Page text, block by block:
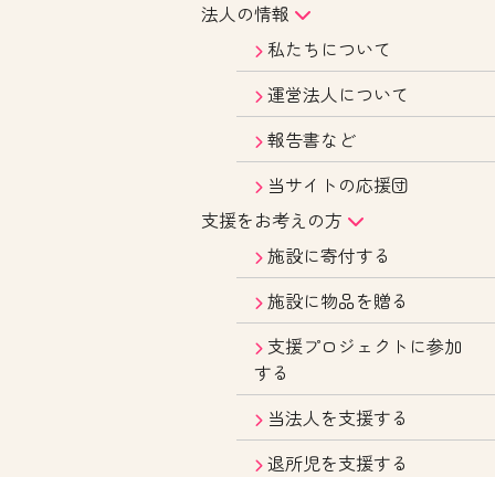
法人の情報
私たちについて
運営法人について
報告書など
当サイトの応援団
支援をお考えの方
施設に寄付する
施設に物品を贈る
支援プロジェクトに参加
する
当法人を支援する
退所児を支援する